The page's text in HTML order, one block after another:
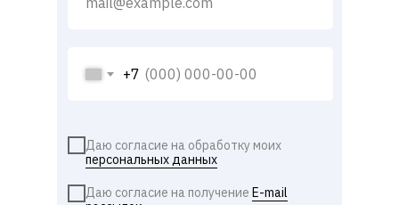
+7
Даю согласие на обработку моих
персональных данных
Даю согласие на получение E-mail